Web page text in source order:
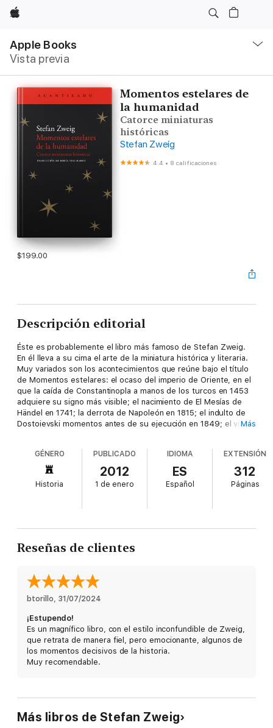
Apple
Apple Books
Vista previa
local
Abrir
Momentos estelares de
la humanidad
Catorce miniaturas
históricas
Stefan Zweig
4.4 • 8 calificaciones
$199.00
Descripción editorial
Éste es probablemente el libro más famoso de Stefan Zweig.
En él lleva a su cima el arte de la miniatura histórica y literaria.
Muy variados son los acontecimientos que reúne bajo el título
de Momentos estelares: el ocaso del imperio de Oriente, en el
que la caída de Constantinopla a manos de los turcos en 1453
adquiere su signo más visible; el nacimiento de El Mesías de
Händel en 1741; la derrota de Napoleón en 1815; el indulto de
Dostoievski momentos antes de su ejecución en 1849; el viaje
durante décadas y siglos", de manera que podemos ver en
ellos unos puntos clave de inflexión de la historia, que leemos
en estas catorce miniaturas históricas con la fascinación que
siempre nos produce Zweig.
deleitando."
lustre a la Historia".
Sergi Doria, ABC
revisitamos a Cicerón, al sultán Mehmet, o a Händel".
Llàtzer Moix, La Vanguardia
Más
GÉNERO
Historia
PUBLICADO
2012
1 de enero
IDIOMA
ES
Español
EXTENSIÓN
312
Páginas
Reseñas de clientes
btorillo, 31/07/2024
¡Estupendo!
Es un magnífico libro, con el estilo inconfundible de Zweig,
que retrata de manera fiel, pero emocionante, algunos de
los momentos decisivos de la historia.
Muy recomendable.
Más libros de Stefan Zweig